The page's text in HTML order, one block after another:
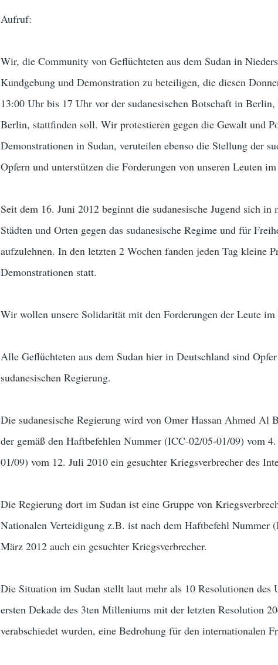
Aufruf:
Wir, die Community von Geflüchteten aus dem Sudan in
Kundgebung und Demonstration zu beteiligen, die diesen
13:00 Uhr bis 17 Uhr vor der sudanesischen Botschaft in
Berlin, stattfinden soll. Wir protestieren gegen die Gewalt und
Demonstrationen in Sudan, veruteilen ebenso die Stellung der
Opfern und unterstützen die Forderungen von unseren Leuten im
Seit dem 16. Juni 2012 beginnt die sudanesische Jugend sich in
Städten und Orten gegen das sudanesische Regime und für
aufzulehnen. In den letzten 2 Wochen fanden jeden Tag kleine
Demonstrationen statt.
Wir wollen unsere Solidarität mit den Forderungen der Leute im
Alle Geflüchteten aus dem Sudan hier in Deutschland sind
sudanesischen Regierung.
Die sudanesische Regierung wird von Omer Hassan Ahmed Al
der gemäß den Haftbefehlen Nummer (ICC-02/05-01/09) vom
01/09) vom 12. Juli 2010 ein gesuchter Kriegsverbrecher des
Die Regierung dort im Sudan ist eine Gruppe von
Nationalen Verteidigung z.B. ist nach dem Haftbefehl Nummer
März 2012 auch ein gesuchter Kriegsverbrecher.
Die Situation im Sudan stellt laut mehr als 10 Resolutionen des
ersten Dekade des 3ten Milleniums mit der letzten Resolution
verabschiedet wurden, eine Bedrohung für den internationalen